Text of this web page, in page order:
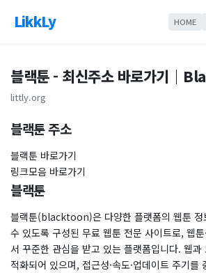
LikkLy HOME
블랙툰 - 최신주소 바로가기｜
littly.org
블랙툰 주소
블랙툰 바로가기
링크모음 바로가기
블랙툰
블랙툰(blacktoon)은 다양한 플랫폼의 웹툰 정
수 있도록 구성된 무료 웹툰 전문 사이트로, 웹
서 꾸준한 관심을 받고 있는 플랫폼입니다. 웹과
적화되어 있으며, 접근성·속도·업데이트 주기를